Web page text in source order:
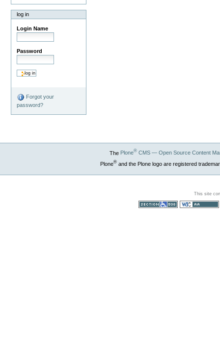
log in
Login Name
Password
Forgot your
password?
The Plone®CMS — Open Source Content
Plone®and the Plone logo are registered
This site